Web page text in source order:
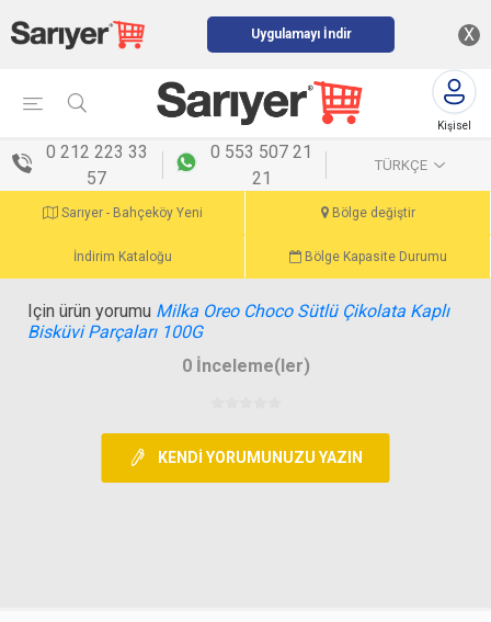
Uygulamayı İndir X
Kişisel
0 212 223 33
57
0 553 507 21
21
TÜRKÇE
Sarıyer - Bahçeköy Yeni Bölge değiştir
İndirim Kataloğu Bölge Kapasite Durumu
Için ürün yorumu Milka Oreo Choco Sütlü Çikolata Kaplı
Bisküvi Parçaları 100G
0 İnceleme(ler)
KENDI YORUMUNUZU YAZIN